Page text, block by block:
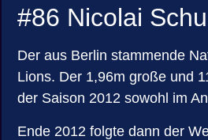
#86 Nicolai
Der aus Berlin stammende
Lions. Der 1,96m große und
der Saison 2012 sowohl im
Ende 2012 folgte dann der